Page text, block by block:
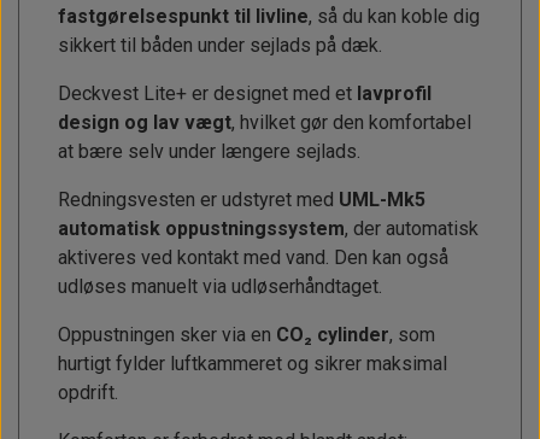
fastgørelsespunkt til livline, så du kan koble dig
sikkert til båden under sejlads på dæk.
Deckvest Lite+ er designet med et lavprofil
design og lav vægt, hvilket gør den komfortabel
at bære selv under længere sejlads.
Redningsvesten er udstyret med UML-Mk5
automatisk oppustningssystem, der automatisk
aktiveres ved kontakt med vand. Den kan også
udløses manuelt via udløserhåndtaget.
Oppustningen sker via en CO₂ cylinder, som
hurtigt fylder luftkammeret og sikrer maksimal
opdrift.